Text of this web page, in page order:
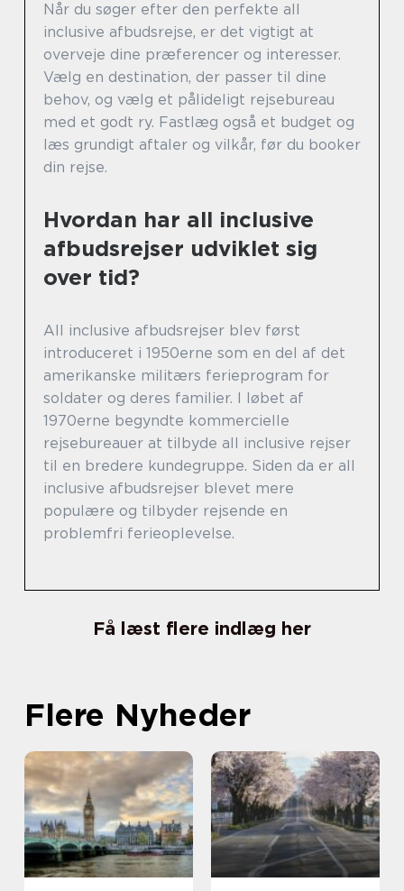
Når du søger efter den perfekte all
inclusive afbudsrejse, er det vigtigt at
overveje dine præferencer og interesser.
Vælg en destination, der passer til dine
behov, og vælg et pålideligt rejsebureau
med et godt ry. Fastlæg også et budget og
læs grundigt aftaler og vilkår, før du booker
din rejse.
Hvordan har all inclusive
afbudsrejser udviklet sig
over tid?
All inclusive afbudsrejser blev først
introduceret i 1950erne som en del af det
amerikanske militærs ferieprogram for
soldater og deres familier. I løbet af
1970erne begyndte kommercielle
rejsebureauer at tilbyde all inclusive rejser
til en bredere kundegruppe. Siden da er all
inclusive afbudsrejser blevet mere
populære og tilbyder rejsende en
problemfri ferieoplevelse.
Få læst flere indlæg her
Flere Nyheder